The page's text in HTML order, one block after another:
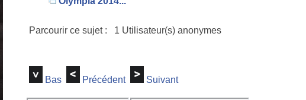
Parcourir ce sujet : 1 Utilisateur(s) anonymes
Bas Précédent Suivant